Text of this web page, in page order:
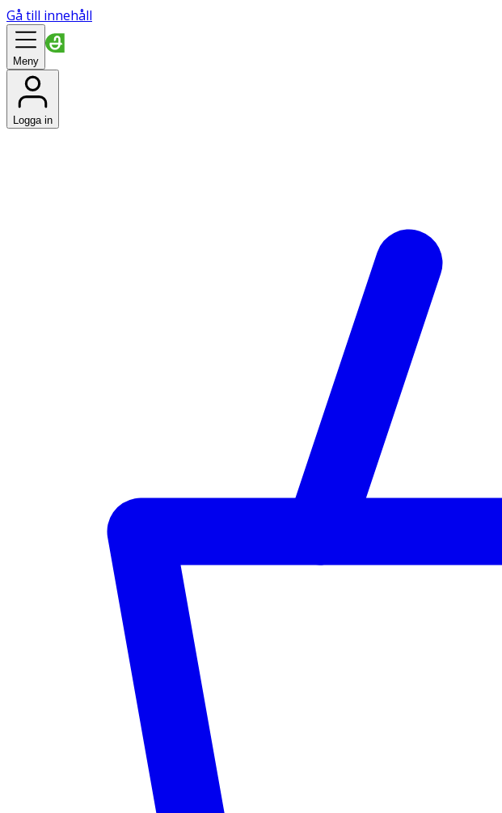
Gå till innehåll
Meny
Logga in